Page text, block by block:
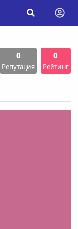
0
Репутация
0
Рейтинг